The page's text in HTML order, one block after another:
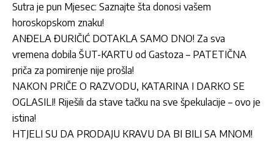
Sutra je pun Mjesec: Saznajte šta donosi vašem
horoskopskom znaku!
ANĐELA ĐURIČIĆ DOTAKLA SAMO DNO! Za sva
vremena dobila ŠUT-KARTU od Gastoza – PATETIČNA
priča za pomirenje nije prošla!
NAKON PRIČE O RAZVODU, KATARINA I DARKO SE
OGLASILI! Riješili da stave tačku na sve špekulacije – ovo je
istina!
HTJELI SU DA PRODAJU KRAVU DA BI BILI SA MNOM!